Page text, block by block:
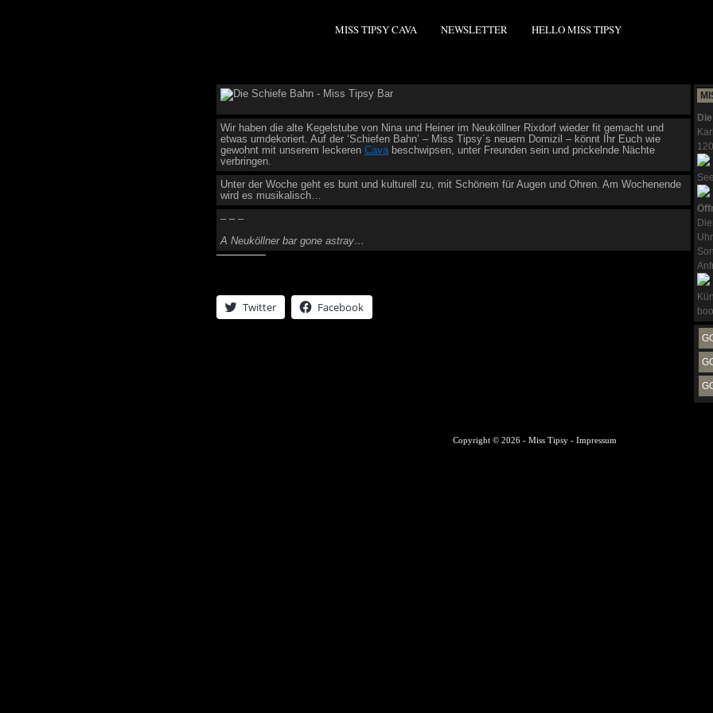
MISS TIPSY CAVA NEWSLETTER HELLO MISS TIPSY
Wir haben die alte Kegelstube von Nina und Heiner im Neuköllner Rixdorf wieder fit gemacht und
etwas umdekoriert. Auf der ‘Schiefen Bahn’ – Miss Tipsy´s neuem Domizil – könnt Ihr Euch wie
gewohnt mit unserem leckeren Cavabeschwipsen, unter Freunden sein und prickelnde Nächte
verbringen.
Unter der Woche geht es bunt und kulturell zu, mit Schönem für Augen und Ohren. Am Wochenende
wird es musikalisch…
– – –
A Neuköllner bar gone astray…
Twitter Facebook
Uhr
Copyright © 2026 - Miss Tipsy - Impressum